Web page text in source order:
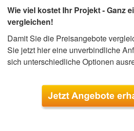
Wie viel kostet Ihr Projekt - Ganz
vergleichen!
Damit Sie die Preisangebote
Sie jetzt hier eine unverbindliche
sich unterschiedliche Optionen